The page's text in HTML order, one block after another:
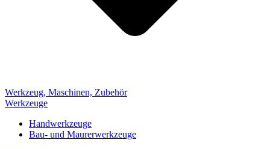
Werkzeug, Maschinen, Zubehör
Werkzeuge
Handwerkzeuge
Bau- und Maurerwerkzeuge